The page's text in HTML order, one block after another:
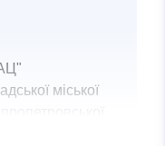
міської